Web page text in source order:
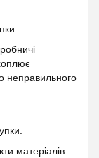
неправильного
матеріалів